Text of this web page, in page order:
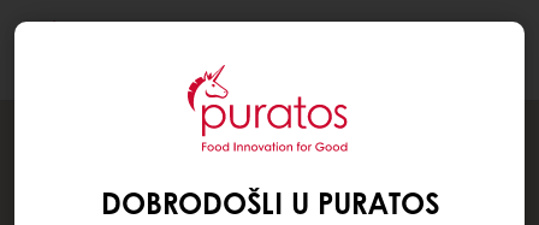
DOBRODOŠLI U PURATOS